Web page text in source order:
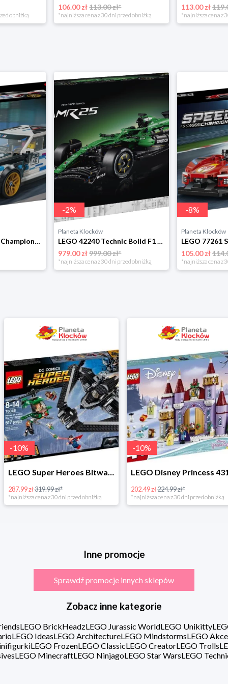
obniżką
106.00 zł113.00 zł*
*najniższa cena z 30 dni przed obniżką
113.00 zł
*najniższa cena z
LEGO 77263 Speed Champions BMW M3 (E30) Lego
-2%
Planeta Klocków
LEGO 42240 Technic Bolid F1 Aston Martin Aramco AMR25 Lego
979.00 zł999.00 zł*
*najniższa cena z 30 dni przed obniżką
-8%
Planeta Klocków
105.00 zł
*najniższa cena z
LEGO Super Heroes Bitwa powietrzna w super cenie
obniżką
-10%
LEGO Disney Princess 43180 Zimowe święto w zamku Belli
202.49 zł
*najniższa cena z 30 dni przed obniżką
16.98 zł
Inne promocje
Sprawdź promocje innych sklepów
Zobacz inne kategorie
LEGO BrickHeadzLEGO Jurassic WorldLEGO Unikitty
LEGO IdeasLEGO ArchitectureLEGO MindstormsLEGO
LEGO FrozenLEGO ClassicLEGO CreatorLEGO Trolls
LEGO MinecraftLEGO NinjagoLEGO Star WarsLEGO